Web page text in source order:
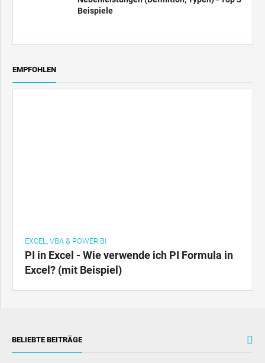
Beispiele
EMPFOHLEN
EXCEL, VBA & POWER BI
PI in Excel - Wie verwende ich PI Formula in
Excel? (mit Beispiel)
BELIEBTE BEITRÄGE